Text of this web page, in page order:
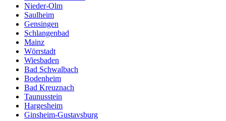
Nieder-Olm
Saulheim
Gensingen
Schlangenbad
Mainz
Wörrstadt
Wiesbaden
Bad Schwalbach
Bodenheim
Bad Kreuznach
Taunusstein
Hargesheim
Ginsheim-Gustavsburg